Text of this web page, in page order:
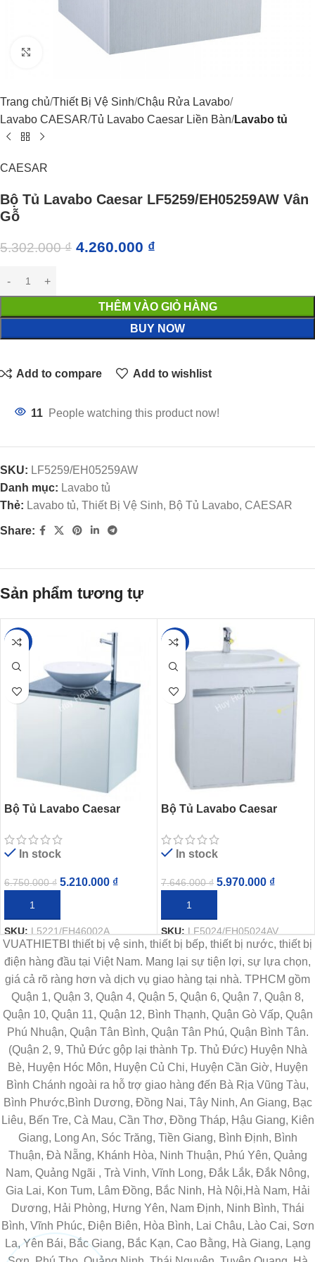
Click to enlarge
Trang chủ Thiết Bị Vệ Sinh Chậu Rửa Lavabo
Lavabo CAESAR Tủ Lavabo Caesar Liền Bàn Lavabo tủ
CAESAR
Bộ Tủ Lavabo Caesar LF5259/EH05259AW Vân
Gỗ
5.302.000₫ 4.260.000 ₫
THÊM VÀO GIỎ HÀNG
BUY NOW
Add to compare Add to wishlist
11 People watching this product now!
SKU: LF5259/EH05259AW
Danh mục: Lavabo tủ
Thẻ: Lavabo tủ, Thiết Bị Vệ Sinh, Bộ Tủ Lavabo, CAESAR
Share:
Sản phẩm tương tự
-23%
Bộ Tủ Lavabo Caesar
In stock
6.750.000₫ 5.210.000 ₫
THÊM VÀO GIỎ HÀNG
SKU:L5221/EH46002A
-22%
Bộ Tủ Lavabo Caesar
In stock
7.646.000₫ 5.970.000 ₫
THÊM VÀO GIỎ HÀNG
SKU:LF5024/EH05024AV
VUATHIETBI thiết bị vệ sinh, thiết bị bếp, thiết bị nước, thiết bị
điện hàng đầu tại Việt Nam. Mang lại sự tiện lợi, sự lựa chọn,
giá cả rõ ràng hơn và dịch vụ giao hàng tại nhà. TPHCM gồm
Quận 1, Quận 3, Quận 4, Quận 5, Quận 6, Quận 7, Quận 8,
Quận 10, Quận 11, Quận 12, Bình Thạnh, Quận Gò Vấp, Quận
Phú Nhuận, Quận Tân Bình, Quận Tân Phú, Quận Bình Tân.
(Quận 2, 9, Thủ Đức gộp lại thành Tp. Thủ Đức) Huyện Nhà
Bè, Huyện Hóc Môn, Huyện Củ Chi, Huyện Cần Giờ, Huyện
Bình Chánh ngoài ra hỗ trợ giao hàng đến Bà Rịa Vũng Tàu,
Bình Phước,Bình Dương, Đồng Nai, Tây Ninh, An Giang, Bạc
Liêu, Bến Tre, Cà Mau, Cần Thơ, Đồng Tháp, Hậu Giang, Kiên
Giang, Long An, Sóc Trăng, Tiền Giang, Bình Định, Bình
Thuận, Đà Nẵng, Khánh Hòa, Ninh Thuận, Phú Yên, Quảng
Nam, Quảng Ngãi , Trà Vinh, Vĩnh Long, Đắk Lắk, Đắk Nông,
Gia Lai, Kon Tum, Lâm Đồng, Bắc Ninh, Hà Nội,Hà Nam, Hải
Dương, Hải Phòng, Hưng Yên, Nam Định, Ninh Bình, Thái
Bình, Vĩnh Phúc, Điện Biên, Hòa Bình, Lai Châu, Lào Cai, Sơn
La, Yên Bái, Bắc Giang, Bắc Kạn, Cao Bằng, Hà Giang, Lạng